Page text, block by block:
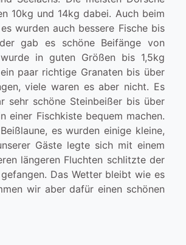
10kg und 14kg dabei. Auch beim
wurden auch bessere Fische bis
gab es schöne Beifänge von
in guten Größen bis 1,5kg
paar richtige Granaten bis über
viele waren es aber nicht. Es
sehr schöne Steinbeißer bis über
einer Fischkiste bequem machen.
es wurden einige kleine,
Gäste legte sich mit einem
längeren Fluchten schlitzte der
Das Wetter bleibt wie es
wir aber dafür einen schönen